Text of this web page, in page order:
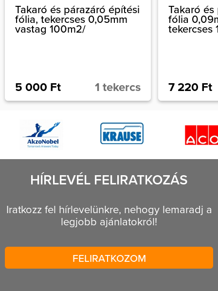
Takaró és párazáró építési
fólia, tekercses 0,05mm
vastag 100m2/
5 000 Ft 1 tekercs
Takaró
fólia
tekercses
7 220 Ft
HÍRLEVÉL FELIRATKOZÁS
Iratkozz fel hírlevelünkre, nehogy lemaradj a
legjobb ajánlatokról!
FELIRATKOZOM